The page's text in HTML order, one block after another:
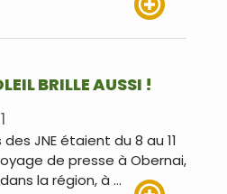
BRILLE AUSSI !
JNE étaient du 8 au 11
de presse à Obernai,
la région, à …